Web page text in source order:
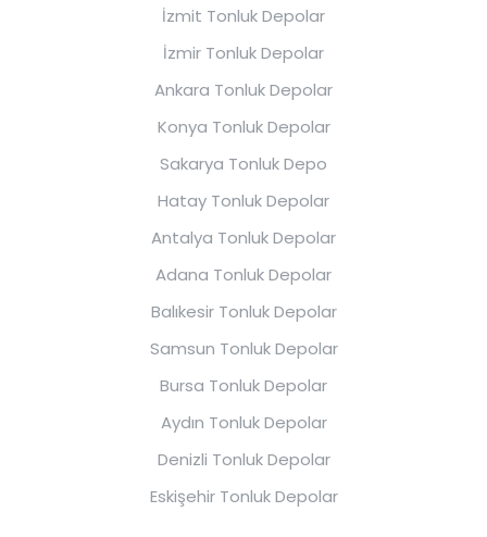
İzmit Tonluk Depolar
İzmir Tonluk Depolar
Ankara Tonluk Depolar
Konya Tonluk Depolar
Sakarya Tonluk Depo
Hatay Tonluk Depolar
Antalya Tonluk Depolar
Adana Tonluk Depolar
Balıkesir Tonluk Depolar
Samsun Tonluk Depolar
Bursa Tonluk Depolar
Aydın Tonluk Depolar
Denizli Tonluk Depolar
Eskişehir Tonluk Depolar